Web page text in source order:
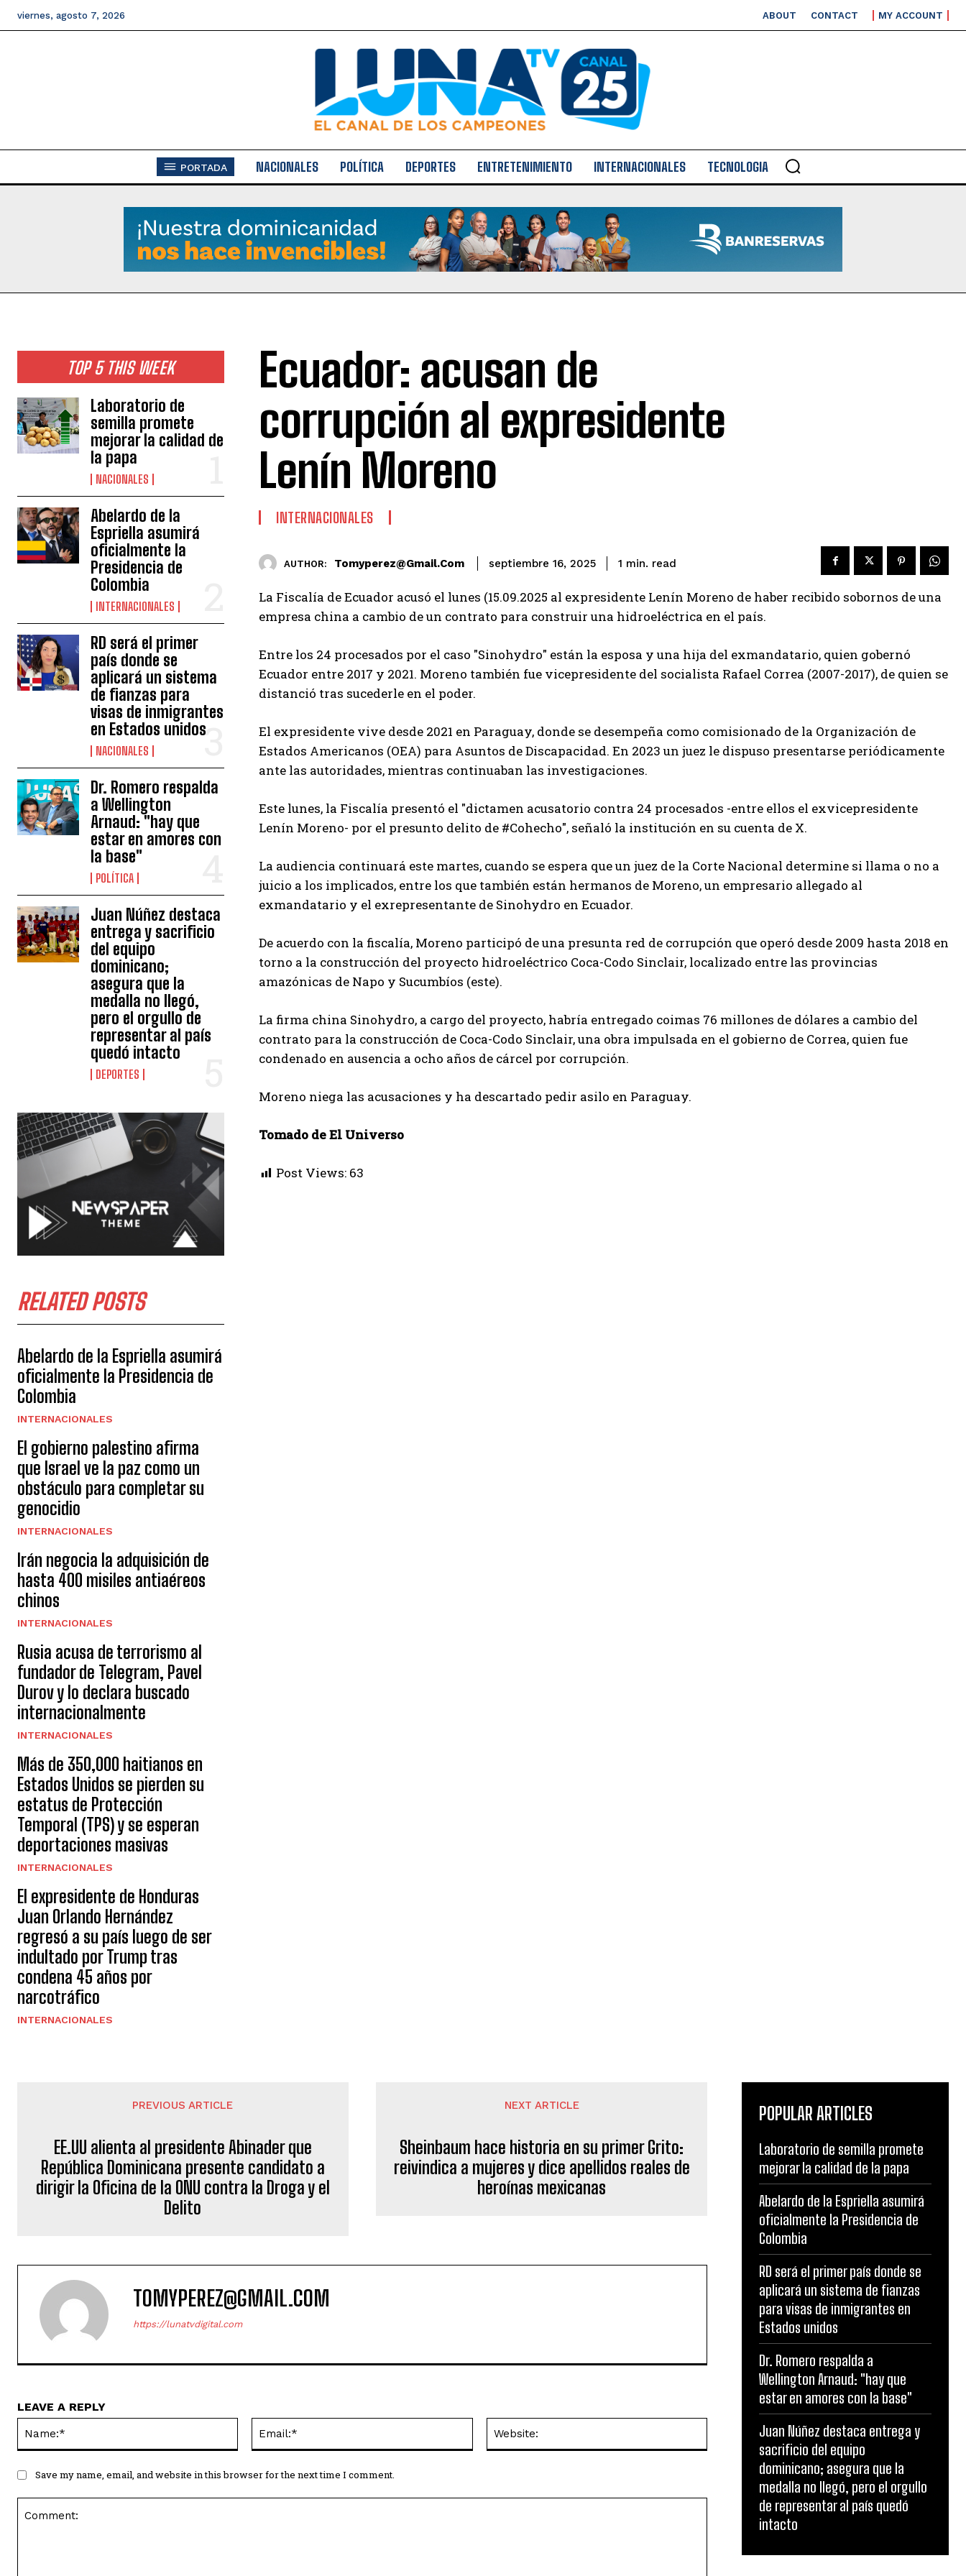
viernes, agosto 7, 2026 ABOUT CONTACT MY ACCOUNT
PORTADA NACIONALES POLÍTICA DEPORTES ENTRETENIMIENTO INTERNACIONALES TECNOLOGIA
TOP 5 THIS WEEK
Laboratorio de
semilla promete
mejorar la calidad de
la papa
NACIONALES
Abelardo de la
Espriella asumirá
oficialmente la
Presidencia de
Colombia
INTERNACIONALES
RD será el primer
país donde se
aplicará un sistema
de fianzas para
visas de inmigrantes
en Estados unidos
NACIONALES
Dr. Romero respalda
a Wellington
Arnaud: "hay que
estar en amores con
la base"
POLÍTICA
Juan Núñez destaca
entrega y sacrificio
del equipo
dominicano;
asegura que la
medalla no llegó,
pero el orgullo de
representar al país
quedó intacto
DEPORTES
RELATED POSTS
Abelardo de la Espriella asumirá
oficialmente la Presidencia de
Colombia
INTERNACIONALES
El gobierno palestino afirma
que Israel ve la paz como un
obstáculo para completar su
genocidio
INTERNACIONALES
Irán negocia la adquisición de
hasta 400 misiles antiaéreos
chinos
INTERNACIONALES
Rusia acusa de terrorismo al
fundador de Telegram, Pavel
Durov y lo declara buscado
internacionalmente
INTERNACIONALES
Más de 350,000 haitianos en
Estados Unidos se pierden su
estatus de Protección
Temporal (TPS) y se esperan
deportaciones masivas
INTERNACIONALES
El expresidente de Honduras
Juan Orlando Hernández
regresó a su país luego de ser
indultado por Trump tras
condena 45 años por
narcotráfico
INTERNACIONALES
Ecuador: acusan de
corrupción al expresidente
Lenín Moreno
INTERNACIONALES
AUTHOR: Tomyperez@gmail.com septiembre 16, 2025 1 min. read
La Fiscalía de Ecuador acusó el lunes (15.09.2025 al expresidente Lenín Moreno de haber recibido sobornos de una
empresa china a cambio de un contrato para construir una hidroeléctrica en el país.
Entre los 24 procesados por el caso "Sinohydro" están la esposa y una hija del exmandatario, quien gobernó
Ecuador entre 2017 y 2021. Moreno también fue vicepresidente del socialista Rafael Correa (2007-2017), de quien se
distanció tras sucederle en el poder.
El expresidente vive desde 2021 en Paraguay, donde se desempeña como comisionado de la Organización de
Estados Americanos (OEA) para Asuntos de Discapacidad. En 2023 un juez le dispuso presentarse periódicamente
ante las autoridades, mientras continuaban las investigaciones.
Este lunes, la Fiscalía presentó el "dictamen acusatorio contra 24 procesados -entre ellos el exvicepresidente
Lenín Moreno- por el presunto delito de #Cohecho", señaló la institución en su cuenta de X.
La audiencia continuará este martes, cuando se espera que un juez de la Corte Nacional determine si llama o no a
juicio a los implicados, entre los que también están hermanos de Moreno, un empresario allegado al
exmandatario y el exrepresentante de Sinohydro en Ecuador.
De acuerdo con la fiscalía, Moreno participó de una presunta red de corrupción que operó desde 2009 hasta 2018 en
torno a la construcción del proyecto hidroeléctrico Coca-Codo Sinclair, localizado entre las provincias
amazónicas de Napo y Sucumbíos (este).
La firma china Sinohydro, a cargo del proyecto, habría entregado coimas 76 millones de dólares a cambio del
contrato para la construcción de Coca-Codo Sinclair, una obra impulsada en el gobierno de Correa, quien fue
condenado en ausencia a ocho años de cárcel por corrupción.
Moreno niega las acusaciones y ha descartado pedir asilo en Paraguay.
Tomado de El Universo
Post Views: 63
PREVIOUS ARTICLE
EE.UU alienta al presidente Abinader que
República Dominicana presente candidato a
dirigir la Oficina de la ONU contra la Droga y el
Delito
NEXT ARTICLE
Sheinbaum hace historia en su primer Grito:
reivindica a mujeres y dice apellidos reales de
heroínas mexicanas
TOMYPEREZ@GMAIL.COM
https://lunatvdigital.com
LEAVE A REPLY
Save my name, email, and website in this browser for the next time I comment.
POPULAR ARTICLES
Laboratorio de semilla promete
mejorar la calidad de la papa
Abelardo de la Espriella asumirá
oficialmente la Presidencia de
Colombia
RD será el primer país donde se
aplicará un sistema de fianzas
para visas de inmigrantes en
Estados unidos
Dr. Romero respalda a
Wellington Arnaud: "hay que
estar en amores con la base"
Juan Núñez destaca entrega y
sacrificio del equipo
dominicano; asegura que la
medalla no llegó, pero el orgullo
de representar al país quedó
intacto